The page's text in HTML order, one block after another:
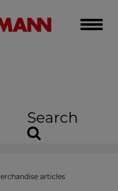
Toggle
Search
articles